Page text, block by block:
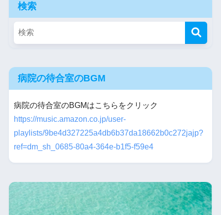
検索
病院の待合室のBGM
病院の待合室のBGMはこちらをクリック
https://music.amazon.co.jp/user-
playlists/9be4d327225a4db6b37da18662b0c272jajp?
ref=dm_sh_0685-80a4-364e-b1f5-f59e4